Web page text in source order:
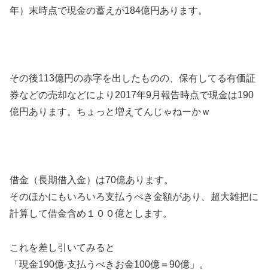
年）末時点で現金の蓄えが184億円あります。
その後113億円の赤字を出したものの、保有してる有価証
券などの売却などにより2017年9月報告時点で現金は190
億円あります。ちょっと増えてんじゃねーかｗ
借金（長期借入金）は70億あります。
そのほかにもいろいろ支払うべき金額があり、超大雑把に
計算して借金含め１００億とします。
これを差し引いてみると
「現金190億-支払うべきお金100億＝90億」。